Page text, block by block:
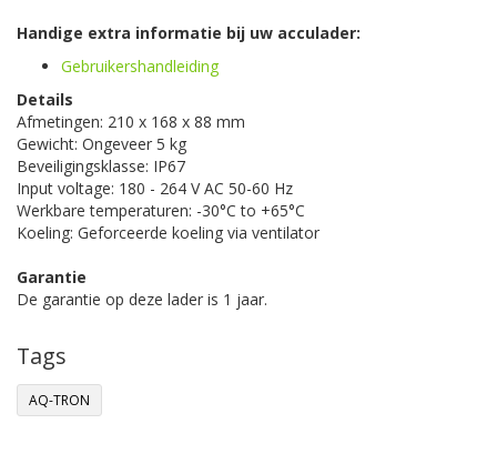
Handige extra informatie bij uw acculader:
Gebruikershandleiding
Details
Afmetingen: 210 x 168 x 88 mm
Gewicht: Ongeveer 5 kg
Beveiligingsklasse: IP67
Input voltage: 180 - 264 V AC 50-60 Hz
Werkbare temperaturen: -30°C to +65°C
Koeling: Geforceerde koeling via ventilator
Garantie
De garantie op deze lader is 1 jaar.
Tags
AQ-TRON